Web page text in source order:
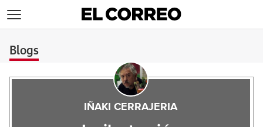
Blogs
IÑAKI CERRAJERIA